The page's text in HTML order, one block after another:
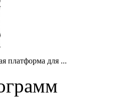
платформа для ...